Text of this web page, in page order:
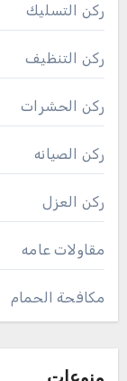
ركن التسليك
ركن التنظيف
ركن الحشرات
ركن الصيانه
ركن العزل
مقاولات عامه
مكافحة الحمام